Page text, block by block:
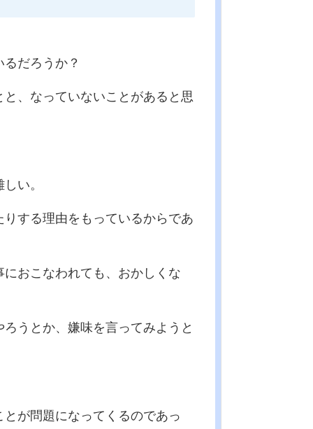
だろうか？
、なっていないことがあると思
い。
する理由をもっているからであ
おこなわれても、おかしくな
うとか、嫌味を言ってみようと
が問題になってくるのであっ